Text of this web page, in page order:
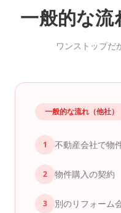
一般的な流
ワンストップだ
一般的な流れ（他社）
1 不動産会社で物
2 物件購入の契約
3 別のリフォーム